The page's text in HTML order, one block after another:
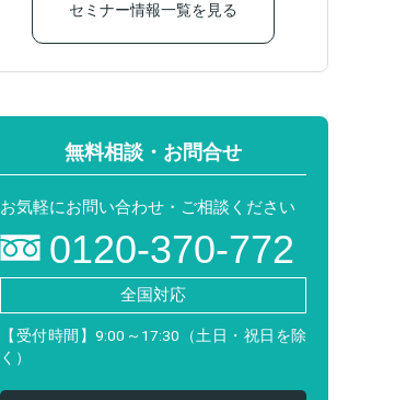
セミナー情報一覧を見る
無料相談・お問合せ
お気軽にお問い合わせ・ご相談ください
0120-370-772
全国対応
【受付時間】9:00～17:30（土日・祝日を除
く）